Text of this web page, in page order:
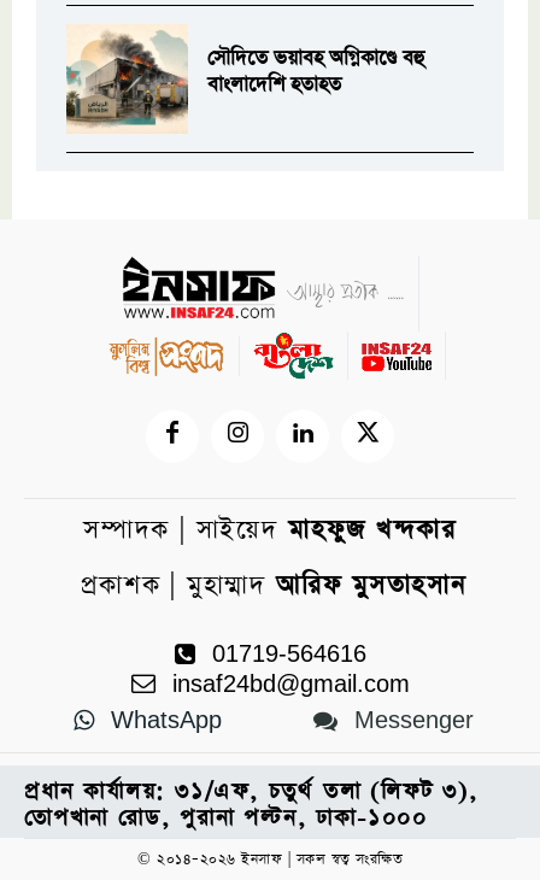
সৌদিতে ভয়াবহ অগ্নিকাণ্ডে বহু
বাংলাদেশি হতাহত
সম্পাদক | সাইয়েদমাহফুজ খন্দকার
প্রকাশক | মুহাম্মাদআরিফ মুসতাহসান
01719-564616
insaf24bd@gmail.com
WhatsApp
Messenger
প্রধান কার্যালয়: ৩১/এফ, চতুর্থ তলা (লিফট ৩),
তোপখানা রোড, পুরানা পল্টন, ঢাকা-১০০০
© ২০১৪–২০২৬ ইনসাফ | সকল স্বত্ব সংরক্ষিত